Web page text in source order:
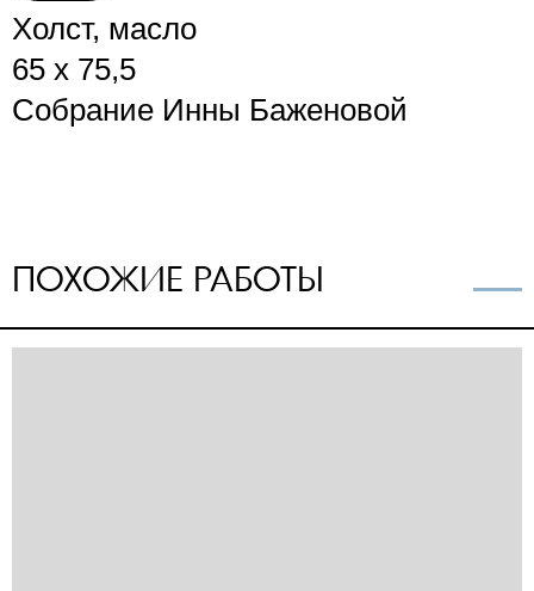
Холст, масло
65 х 75,5
Собрание Инны Баженовой
ПОХОЖИЕ РАБОТЫ